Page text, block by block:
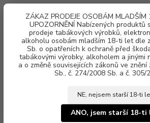
ZÁKAZ PRODEJE OSOBÁM
UPOZORNĚNÍ Nabízených produktů
prodeje tabákových výrobků,
alkoholu osobám mladším 18-ti let dle
Sb. o opatřeních k ochraně před
tabákovými výrobky, alkoholem a jinými
a o změně souvisejících zákonů ve
Sb., č. 274/2008 Sb. a č. 305/
NE, nejsem starší 18-ti
ANO, jsem starší 18-ti
2 2000mAh Shiny Purple